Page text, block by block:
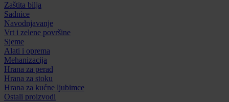
Zaštita bilja
Sadnice
Navodnjavanje
Vrt i zelene površine
Sjeme
Alati i oprema
Mehanizacija
Hrana za perad
Hrana za stoku
Hrana za kućne ljubimce
Ostali proizvodi